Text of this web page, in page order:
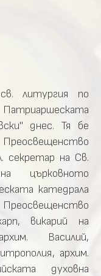
литургия по
днес. Тя бе
секретар на Св.
църковното
катедрала
викарий на
Василий,
архим.
духовна